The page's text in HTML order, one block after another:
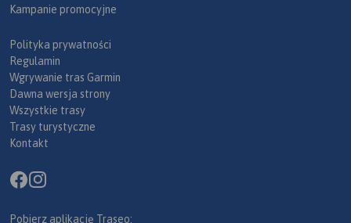
Kampanie promocyjne
Polityka prywatności
Regulamin
Wgrywanie tras Garmin
Dawna wersja strony
Wszystkie trasy
Trasy turystyczne
Kontakt
Pobierz aplikację Traseo: